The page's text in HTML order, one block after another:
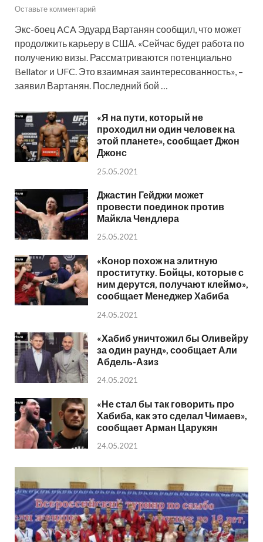
Оставьте комментарий
Экс-боец ACA Эдуард Вартанян сообщил, что может
продолжить карьеру в США. «Сейчас будет работа по
получению визы. Рассматриваются потенциально
Bellator и UFC. Это взаимная заинтересованность», –
заявил Вартанян. Последний бой …
«Я на пути, который не
проходил ни один человек на
этой планете», сообщает Джон
Джонс
25.05.2021
Джастин Гейджи может
провести поединок против
Майкла Чендлера
25.05.2021
«Конор похож на элитную
проститутку. Бойцы, которые с
ним дерутся, получают клеймо»,
сообщает Менеджер Хабиба
24.05.2021
«Хабиб уничтожил бы Оливейру
за один раунд», сообщает Али
Абдель-Азиз
24.05.2021
«Не стал бы так говорить про
Хабиба, как это сделал Чимаев»,
сообщает Арман Царукян
24.05.2021